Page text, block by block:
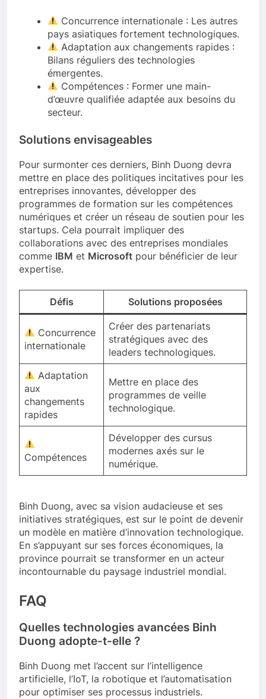
Concurrence internationale : Les autres
pays asiatiques fortement technologiques.
Adaptation aux changements rapides :
Bilans réguliers des technologies
émergentes.
Compétences : Former une main-
d’œuvre qualifiée adaptée aux besoins du
secteur.
Solutions envisageables
Pour surmonter ces derniers, Binh Duong devra
mettre en place des politiques incitatives pour les
entreprises innovantes, développer des
programmes de formation sur les compétences
numériques et créer un réseau de soutien pour les
startups. Cela pourrait impliquer des
collaborations avec des entreprises mondiales
comme IBM et Microsoft pour bénéficier de leur
expertise.
Défis Solutions proposées
Concurrence
internationale
Créer des partenariats
stratégiques avec des
leaders technologiques.
Adaptation
aux
changements
rapides
Mettre en place des
programmes de veille
technologique.
Compétences
Développer des cursus
modernes axés sur le
numérique.
Binh Duong, avec sa vision audacieuse et ses
initiatives stratégiques, est sur le point de devenir
un modèle en matière d’innovation technologique.
En s’appuyant sur ses forces économiques, la
province pourrait se transformer en un acteur
incontournable du paysage industriel mondial.
FAQ
Quelles technologies avancées Binh
Duong adopte-t-elle ?
Binh Duong met l’accent sur l’intelligence
artificielle, l’IoT, la robotique et l’automatisation
pour optimiser ses processus industriels.